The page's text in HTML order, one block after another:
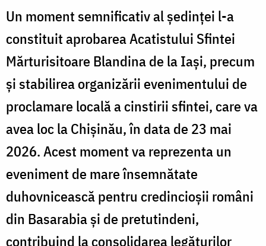
Un moment semnificativ al ședinței l-a
constituit aprobarea Acatistului Sfintei
Mărturisitoare Blandina de la Iași, precum
și stabilirea organizării evenimentului de
proclamare locală a cinstirii sfintei, care va
avea loc la Chișinău, în data de 23 mai
2026. Acest moment va reprezenta un
eveniment de mare însemnătate
duhovnicească pentru credincioșii români
din Basarabia și de pretutindeni,
contribuind la consolidarea legăturilor